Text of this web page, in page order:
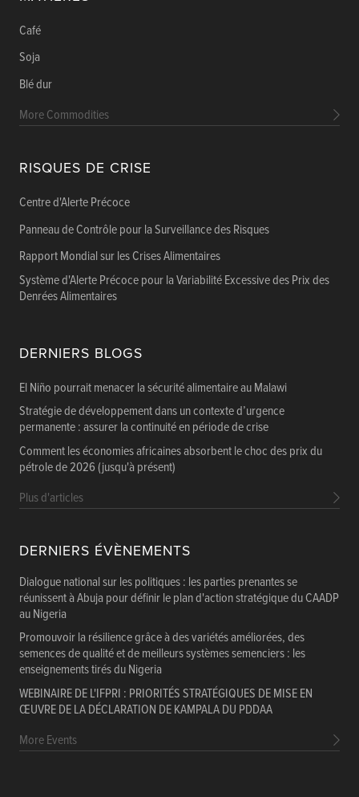
Café
Soja
Blé dur
More Commodities
RISQUES DE CRISE
Centre d'Alerte Précoce
Panneau de Contrôle pour la Surveillance des Risques
Rapport Mondial sur les Crises Alimentaires
Système d'Alerte Précoce pour la Variabilité Excessive des Prix des
Denrées Alimentaires
DERNIERS BLOGS
El Niño pourrait menacer la sécurité alimentaire au Malawi
Stratégie de développement dans un contexte d’urgence
permanente : assurer la continuité en période de crise
Comment les économies africaines absorbent le choc des prix du
pétrole de 2026 (jusqu'à présent)
Plus d'articles
DERNIERS ÉVÈNEMENTS
Dialogue national sur les politiques : les parties prenantes se
réunissent à Abuja pour définir le plan d'action stratégique du CAADP
au Nigeria
Promouvoir la résilience grâce à des variétés améliorées, des
semences de qualité et de meilleurs systèmes semenciers : les
enseignements tirés du Nigeria
WEBINAIRE DE L'IFPRI : PRIORITÉS STRATÉGIQUES DE MISE EN
ŒUVRE DE LA DÉCLARATION DE KAMPALA DU PDDAA
More Events